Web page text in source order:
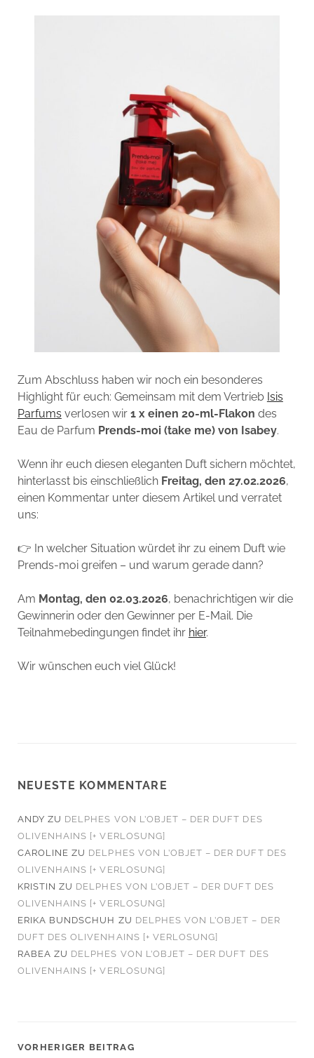
Zum Abschluss haben wir noch ein besonderes
Highlight für euch: Gemeinsam mit dem Vertrieb Isis
Parfums verlosen wir 1 x einen 20-ml-Flakon des
Eau de Parfum Prends-moi (take me) von Isabey.
Wenn ihr euch diesen eleganten Duft sichern möchtet,
hinterlasst bis einschließlich Freitag, den 27.02.2026,
einen Kommentar unter diesem Artikel und verratet
uns:
👉 In welcher Situation würdet ihr zu einem Duft wie
Prends-moi greifen – und warum gerade dann?
Am Montag, den 02.03.2026, benachrichtigen wir die
Gewinnerin oder den Gewinner per E-Mail. Die
Teilnahmebedingungen findet ihr hier.
Wir wünschen euch viel Glück!
NEUESTE KOMMENTARE
ANDY ZU DELPHES VON L’OBJET – DER DUFT DES
OLIVENHAINS [+ VERLOSUNG]
CAROLINE ZU DELPHES VON L’OBJET – DER DUFT DES
OLIVENHAINS [+ VERLOSUNG]
KRISTIN ZU DELPHES VON L’OBJET – DER DUFT DES
OLIVENHAINS [+ VERLOSUNG]
ERIKA BUNDSCHUH ZU DELPHES VON L’OBJET – DER
DUFT DES OLIVENHAINS [+ VERLOSUNG]
RABEA ZU DELPHES VON L’OBJET – DER DUFT DES
OLIVENHAINS [+ VERLOSUNG]
VORHERIGER BEITRAG